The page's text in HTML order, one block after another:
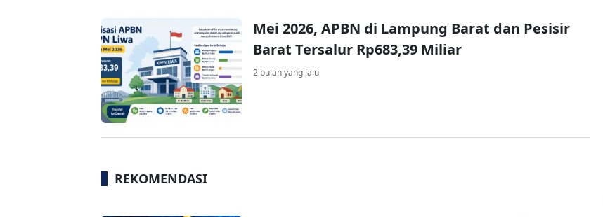
Mei 2026, APBN di Lampung Barat dan Pesisir
Barat Tersalur Rp683,39 Miliar
2 bulan yang lalu
REKOMENDASI